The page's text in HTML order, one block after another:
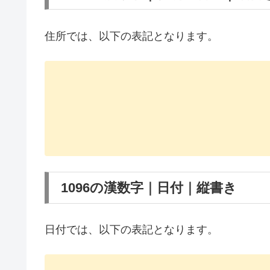
住所では、以下の表記となります。
1096の漢数字｜日付｜縦書き
日付では、以下の表記となります。